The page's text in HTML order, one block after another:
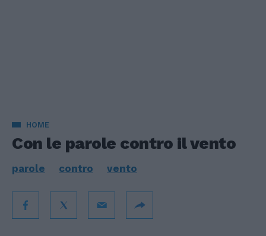
HOME
Con le parole contro il vento
parole contro vento